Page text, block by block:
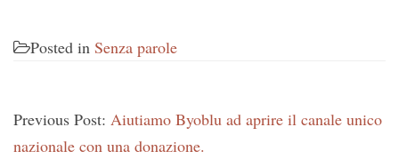
Posted in Senza parole
Previous Post: Aiutiamo Byoblu ad aprire il canale unico
nazionale con una donazione.